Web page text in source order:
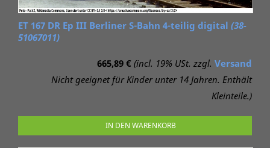
ET 167 DR Ep III Berliner S-Bahn 4-teilig digital (38-
51067011)
665,89 € (incl. 19% USt. zzgl. Versand
Nicht geeignet für Kinder unter 14 Jahren. Enthält
Kleinteile.)
IN DEN WARENKORB